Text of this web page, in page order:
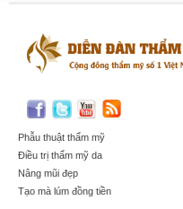
Phẫu thuật thẩm mỹ
Điều trị thẩm mỹ da
Nâng mũi đẹp
Tạo mà lúm đồng tiền